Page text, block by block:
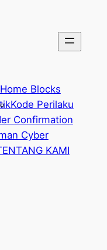
Home Blocks
Kode Perilaku
Confirmation
Cyber
KAMI